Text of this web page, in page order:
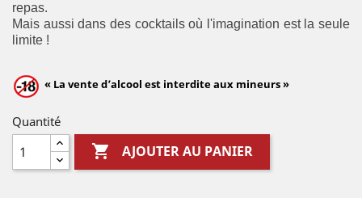
repas.
Mais aussi dans des cocktails où l'imagination est la seule
limite !
« La vente d’alcool est interdite aux mineurs »
Quantité
 AJOUTER AU PANIER